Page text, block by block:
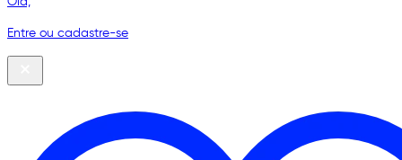
Entre ou cadastre-se